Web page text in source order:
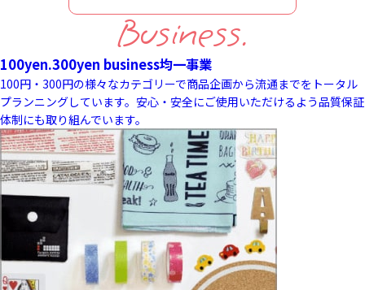
Business.
100yen.300yen business均一事業
100円・300円の様々なカテゴリーで商品企画から流通までをトータル
プランニングしています。安心・安全にご使用いただけるよう品質保証
体制にも取り組んでいます。